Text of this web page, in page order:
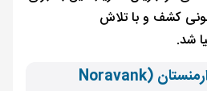
کشف و با تلاش
شد.
6- صومعه نوراوانک ارمنستان (Noravank